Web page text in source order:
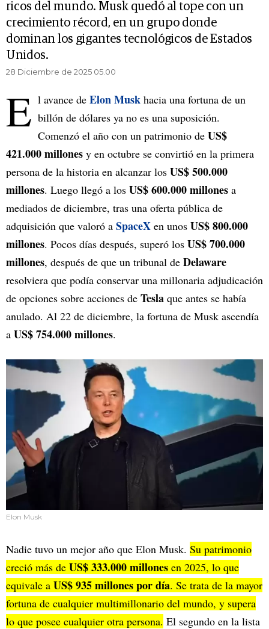
ricos del mundo. Musk quedó al tope con un
crecimiento récord, en un grupo donde
dominan los gigantes tecnológicos de Estados
Unidos.
28 Diciembre de 2025 05.00
E l avance de Elon Musk hacia una fortuna de un
billón de dólares ya no es una suposición.
Comenzó el año con un patrimonio de US$
421.000 millones y en octubre se convirtió en la primera
persona de la historia en alcanzar los US$ 500.000
millones. Luego llegó a los US$ 600.000 millones a
mediados de diciembre, tras una oferta pública de
adquisición que valoró a SpaceX en unos US$ 800.000
millones. Pocos días después, superó los US$ 700.000
millones, después de que un tribunal de Delaware
resolviera que podía conservar una millonaria adjudicación
de opciones sobre acciones de Tesla que antes se había
anulado. Al 22 de diciembre, la fortuna de Musk ascendía
a US$ 754.000 millones.
Elon Musk
Nadie tuvo un mejor año que Elon Musk. Su patrimonio
creció más de US$ 333.000 millones en 2025, lo que
equivale a US$ 935 millones por día. Se trata de la mayor
fortuna de cualquier multimillonario del mundo, y supera
lo que posee cualquier otra persona. El segundo en la lista